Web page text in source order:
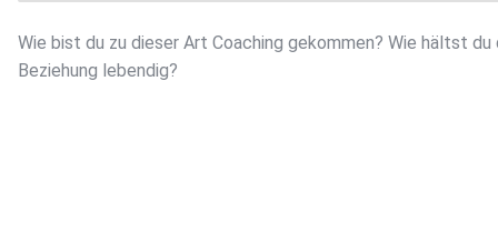
Wie bist du zu dieser Art Coaching gekommen? Wie hältst du
Beziehung lebendig?